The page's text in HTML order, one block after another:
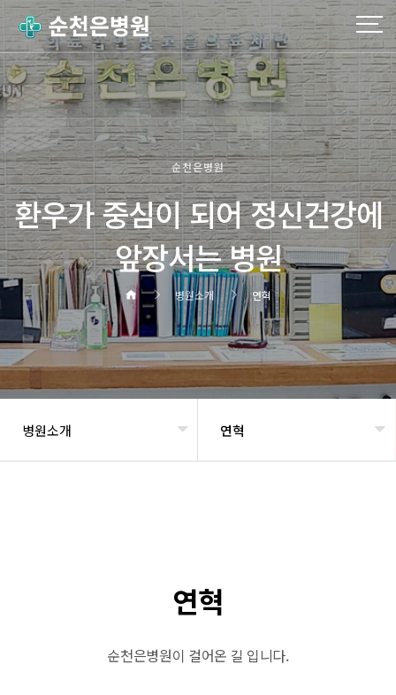
순천은병원
환우가 중심이 되어 정신건강에
앞장서는 병원
병원소개 연혁
병원소개 연혁
연혁
순천은병원이 걸어온 길 입니다.